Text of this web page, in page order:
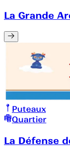
La Grande
Puteaux
Quartier
La Défense